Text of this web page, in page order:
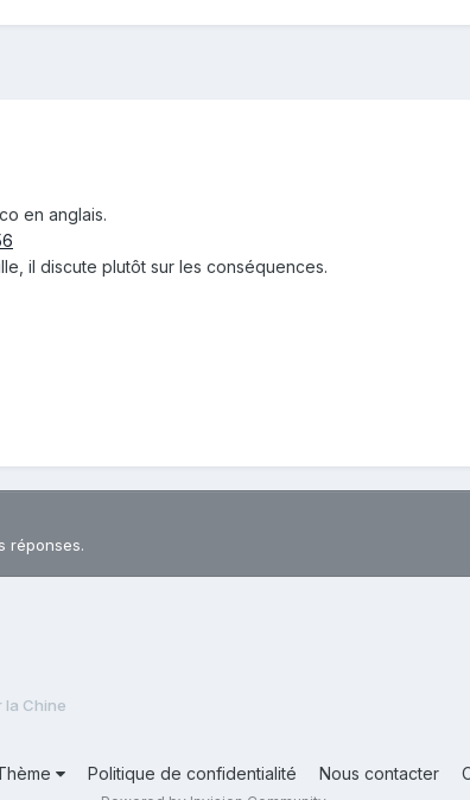
en anglais.
il discute plutôt sur les conséquences.
réponses.
la Chine
Politique de confidentialité Nous contacter